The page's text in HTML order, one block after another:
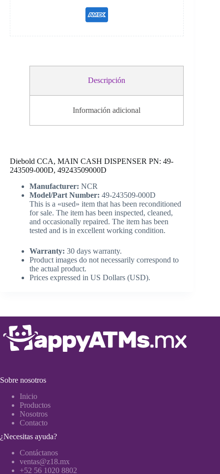
Descripción
Información adicional
Diebold CCA, MAIN CASH DISPENSER PN: 49-
243509-000D, 49243509000D
Manufacturer: NCR
Model/Part Number: 49-243509-000D
This is a «used» item that has been reconditioned
for sale. The item has been inspected, cleaned,
and occasionally repaired. The item has been
tested and is in excellent working condition.
Warranty: 30 days warranty.
Product images do not necessarily correspond to
the actual product.
Prices expressed in US Dollars (USD).
Sobre nosotros
Inicio
Productos
Nosotros
Contacto
¿Necesitas ayuda?
Contáctanos
ventas@z18.mx
+52 56 1020 8802